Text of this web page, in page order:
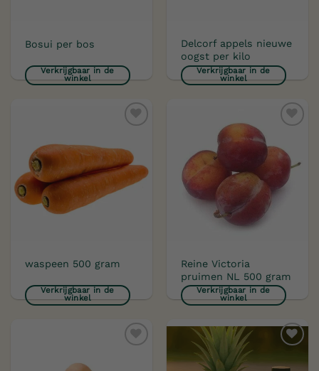
Bosui per bos
Verkrijgbaar in de
winkel
Delcorf appels nieuwe
oogst per kilo
Verkrijgbaar in de
winkel
aan
verlanglijst
waspeen 500 gram
Verkrijgbaar in de
winkel
Toevoegen
aan
verlanglijst
Reine Victoria
pruimen NL 500 gram
Verkrijgbaar in de
winkel
aan